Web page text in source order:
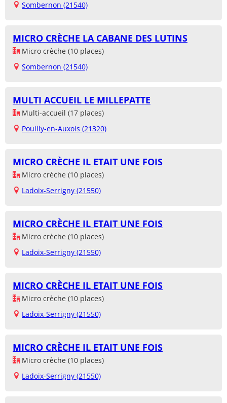
Sombernon (21540)
MICRO CRÈCHE LA CABANE DES LUTINS
Micro crèche (10 places)
Sombernon (21540)
MULTI ACCUEIL LE MILLEPATTE
Multi-accueil (17 places)
Pouilly-en-Auxois (21320)
MICRO CRÈCHE IL ETAIT UNE FOIS
Micro crèche (10 places)
Ladoix-Serrigny (21550)
MICRO CRÈCHE IL ETAIT UNE FOIS
Micro crèche (10 places)
Ladoix-Serrigny (21550)
MICRO CRÈCHE IL ETAIT UNE FOIS
Micro crèche (10 places)
Ladoix-Serrigny (21550)
MICRO CRÈCHE IL ETAIT UNE FOIS
Micro crèche (10 places)
Ladoix-Serrigny (21550)